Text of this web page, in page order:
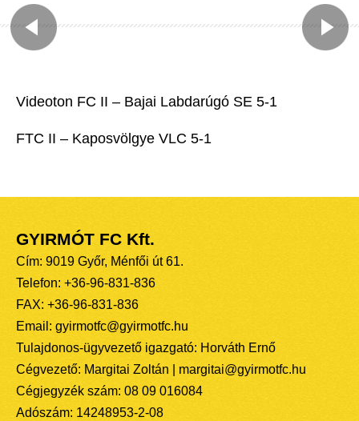
Videoton FC II – Bajai Labdarúgó SE 5-1
FTC II – Kaposvölgye VLC 5-1
GYIRMÓT FC Kft.
Cím: 9019 Győr, Ménfői út 61.
Telefon: +36-96-831-836
FAX: +36-96-831-836
Email: gyirmotfc@gyirmotfc.hu
Tulajdonos-ügyvezető igazgató: Horváth Ernő
Cégvezető: Margitai Zoltán | margitai@gyirmotfc.hu
Cégjegyzék szám: 08 09 016084
Adószám: 14248953-2-08